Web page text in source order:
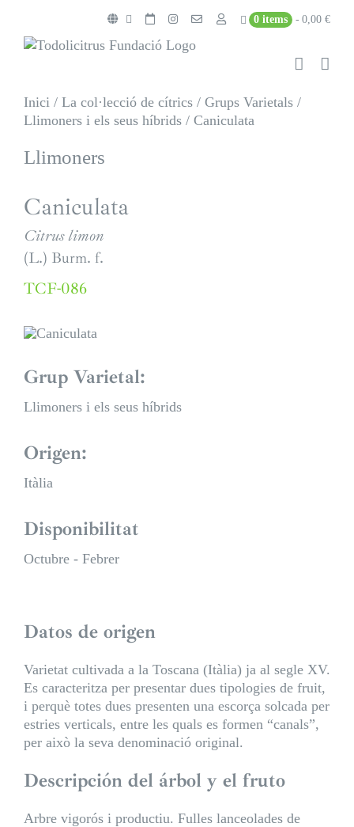
content
0 items 0,00 €
Inici / La col·lecció de cítrics / Grups Varietals /
Llimoners i els seus híbrids / Caniculata
Llimoners
Caniculata
Citrus limon
(L.) Burm. f.
TCF-086
Grup Varietal:
Llimoners i els seus híbrids
Origen:
Itàlia
Disponibilitat
Octubre - Febrer
Datos de origen
Varietat cultivada a la Toscana (Itàlia) ja al segle XV.
Es caracteritza per presentar dues tipologies de fruit,
i perquè totes dues presenten una escorça solcada per
estries verticals, entre les quals es formen “canals”,
per això la seva denominació original.
Descripción del árbol y el fruto
Arbre vigorós i productiu. Fulles lanceolades de